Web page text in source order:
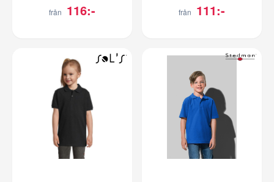
från 116:- från 111:-